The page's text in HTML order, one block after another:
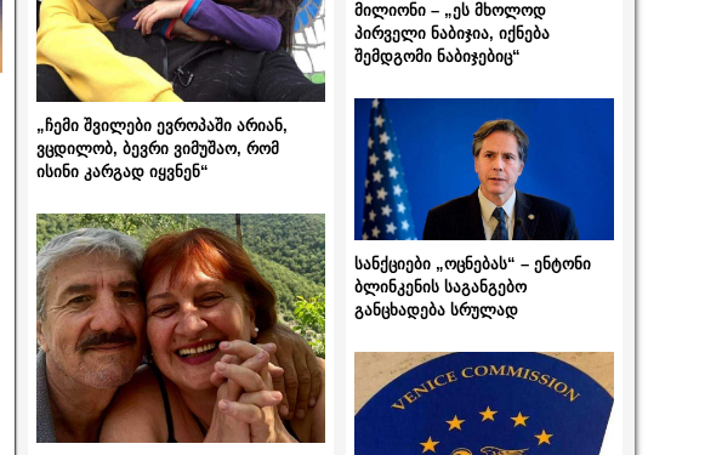
„ჩემი შვილები ევროპაში არიან,
ვცდილობ, ბევრი ვიმუშაო, რომ
ისინი კარგად იყვნენ“
მილიონი – „ეს მხოლოდ
პირველი ნაბიჯია, იქნება
შემდგომი ნაბიჯებიც“
სანქციები „ოცნებას“ – ენტონი
ბლინკენის საგანგებო
განცხადება სრულად